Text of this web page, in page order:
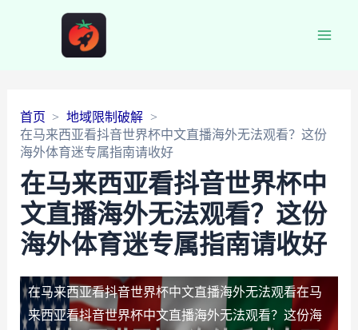
首页
地域限制破解
在马来西亚看抖音世界杯中文直播海外无法观看？这份
海外体育迷专属指南请收好
在马来西亚看抖音世界杯中
文直播海外无法观看？这份
海外体育迷专属指南请收好
在马来西亚看抖音世界杯中文直播海外无法观看在马
来西亚看抖音世界杯中文直播海外无法观看？这份海